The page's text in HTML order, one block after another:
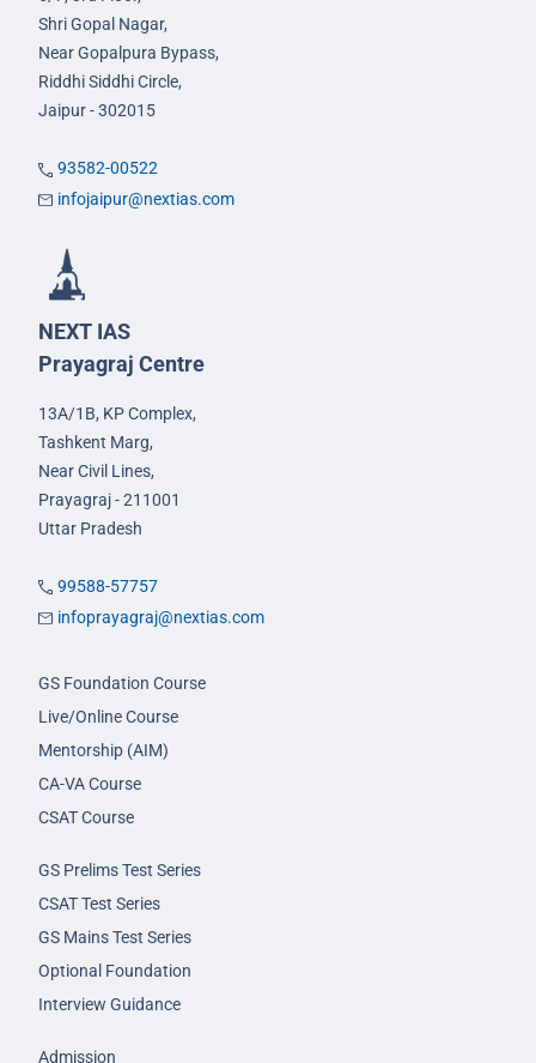
Shri Gopal Nagar,
Near Gopalpura Bypass,
Riddhi Siddhi Circle,
Jaipur - 302015
93582-00522
infojaipur@nextias.com
NEXT IAS
Prayagraj Centre
13A/1B, KP Complex,
Tashkent Marg,
Near Civil Lines,
Prayagraj - 211001
Uttar Pradesh
99588-57757
infoprayagraj@nextias.com
GS Foundation Course
Live/Online Course
Mentorship (AIM)
CA-VA Course
CSAT Course
GS Prelims Test Series
CSAT Test Series
GS Mains Test Series
Optional Foundation
Interview Guidance
Admission